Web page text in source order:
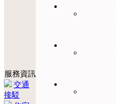
服務資訊
交通
接駁